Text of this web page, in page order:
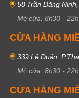
58 Trần Đăng
Mở cửa: 8h30 -
CỬA HÀNG
339 Lê Duẩn,
Mở cửa: 8h30 -
CỬA HÀNG